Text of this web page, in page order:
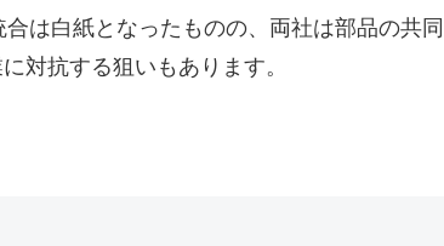
は白紙となったものの、両社は部品の共
対抗する狙いもあります。